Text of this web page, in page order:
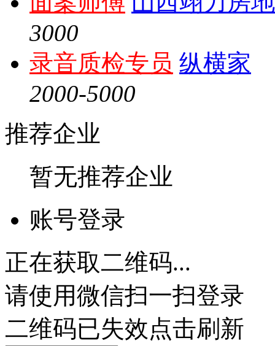
3000
录音质检专员 纵横家
2000-5000
推荐企业
暂无推荐企业
账号登录
正在获取二维码...
请使用微信扫一扫登录
二维码已失效点击刷新